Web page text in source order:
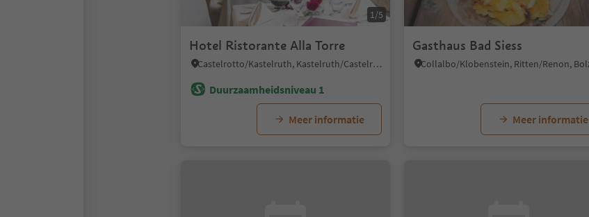
1/5
Hotel Ristorante Alla Torre
Castelrotto/Kastelruth, Kastelruth/Castelrotto, Dolomites Region Seiser Alm
Duurzaamheidsniveau 1
Meer informatie
Gasthaus Bad Siess
Meer informatie